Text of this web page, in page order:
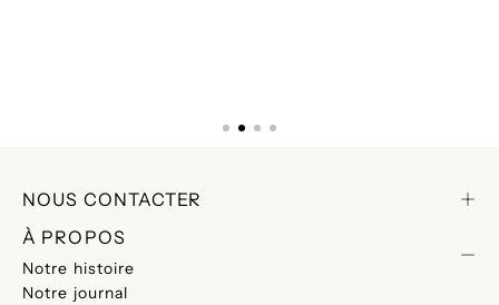
NOUS CONTACTER
À PROPOS
Notre histoire
Notre journal